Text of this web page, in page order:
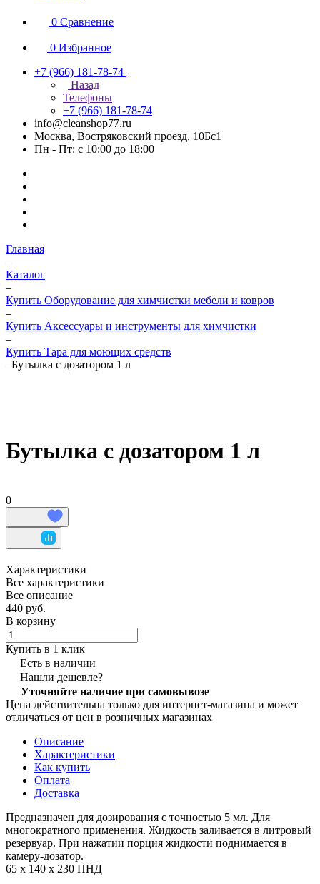
0 Сравнение
0 Избранное
+7 (966) 181-78-74
Назад
Телефоны
+7 (966) 181-78-74
info@cleanshop77.ru
Москва, Востряковский проезд, 10Бс1
Пн - Пт: с 10:00 до 18:00
Главная
–
Каталог
–
Купить Оборудование для химчистки мебели и ковров
–
Купить Аксессуары и инструменты для химчистки
–
Купить Тара для моющих средств
–Бутылка с дозатором 1 л
Бутылка с дозатором 1 л
0
Характеристики
Все характеристики
Все описание
440 руб.
В корзину
Купить в 1 клик
Есть в наличии
Нашли дешевле?
Уточняйте наличие при самовывозе
Цена действительна только для интернет-магазина и может
отличаться от цен в розничных магазинах
Описание
Характеристики
Как купить
Оплата
Доставка
Предназначен для дозирования с точностью 5 мл. Для
многократного применения. Жидкость заливается в литровый
резервуар. При нажатии порция жидкости поднимается в
камеру-дозатор.
65 х 140 х 230 ПНД